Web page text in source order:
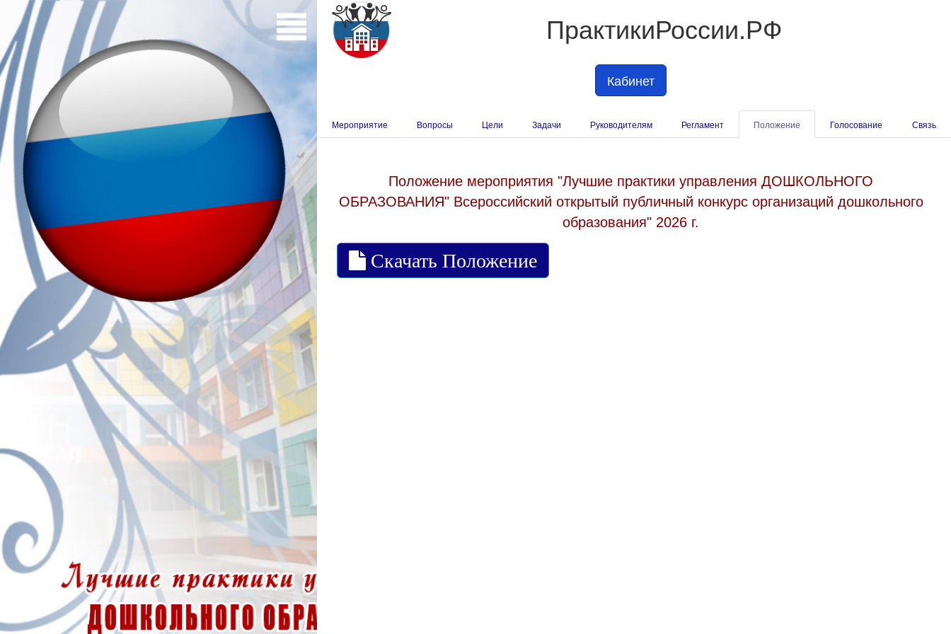
ПрактикиРоссии.РФ
Кабинет
Мероприятие Вопросы Цели Задачи Руководителям Регламент Положение Голосование Связь
Положение мероприятия "Лучшие практики управления ДОШКОЛЬНОГО
ОБРАЗОВАНИЯ" Всероссийский открытый публичный конкурс организаций дошкольного
образования" 2026 г.
Скачать Положение